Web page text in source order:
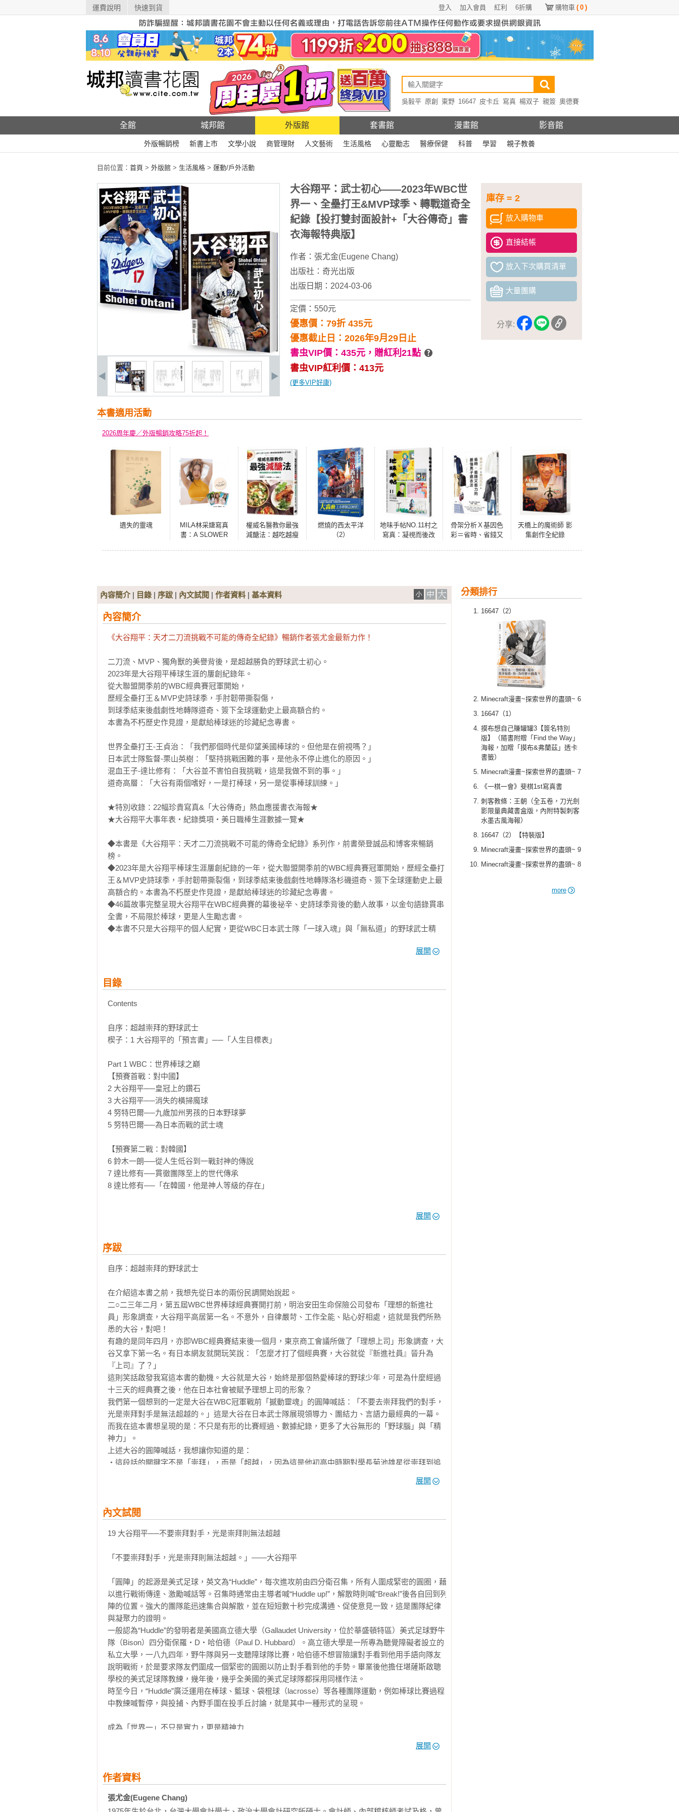
運費說明 快速到貨 購物車 ( 0 )
6折購
紅利
加入會員
登入
吳毅平 原創 東野 16647 皮卡丘 寫真 楊双子 親簽 奧德賽
全館 城邦館 外版館 套書館 漫畫館 影音館
外版暢銷榜 新書上市 文學小說 商管理財 人文藝術 生活風格 心靈勵志 醫療保健 科普 學習 親子教養
目前位置： 首頁 > 外版館 > 生活風格 > 運動/戶外活動
庫存 = 2
放入購物車
直接結帳
放入下次購買清單
大量團購
分享:
大谷翔平：武士初心——2023年WBC世
界一、全壘打王&MVP球季、轉戰道奇全
紀錄【投打雙封面設計+「大谷傳奇」書
衣海報特典版】
作者： 張尤金(Eugene Chang)
出版社： 奇光出版
出版日期：2024-03-06
定價：550元
優惠價：79折 435元
優惠截止日：2026年9月29日止
書虫VIP價：435元， 贈紅利21點
書虫VIP紅利價：413元
(更多VIP好康)
本書適用活動
2026周年慶／外版暢銷攻略75折起！
遺失的靈魂
MILA林采婕寫真
書：A SLOWER
權威名醫教你最強
減醣法：越吃越瘦
燃燒的西太平洋
（2）
地味手帖NO.11村之
寫真：凝視而後改
骨架分析Ｘ基因色
彩＝省時、省錢又
天橋上的魔術師 影
集創作全紀錄
分類排行
16647（2）
Minecraft漫畫~探索世界的盡頭~ 6
16647（1）
摸布想自己賺罐罐3【簽名特別
版】（隨書附贈「Find the Way」
海報，加贈「摸布&弗蘭茲」透卡
書籤）
Minecraft漫畫~探索世界的盡頭~ 7
《一棋一會》斐棋1st寫真書
刺客教條：王朝（全五卷，刀光劍
影限量典藏書盒版，內附特製刺客
水墨古風海報）
16647（2）【特裝版】
Minecraft漫畫~探索世界的盡頭~ 9
Minecraft漫畫~探索世界的盡頭~ 8
more
內容簡介| 目錄 | 序跋 | 內文試閱 | 作者資料 | 基本資料
內容簡介
《大谷翔平：天才二刀流挑戰不可能的傳奇全紀錄》暢銷作者張尤金最新力作！
二刀流、MVP、獨角獸的美譽背後，是超越勝負的野球武士初心。
2023年是大谷翔平棒球生涯的屢創紀錄年。
從大聯盟開季前的WBC經典賽冠軍開始，
歷經全壘打王＆MVP史詩球季，手肘韌帶撕裂傷，
到球季結束後戲劇性地轉隊道奇、簽下全球運動史上最高額合約。
本書為不朽歷史作見證，是獻給棒球迷的珍藏紀念專書。
世界全壘打王-王貞治：「我們那個時代是仰望美國棒球的。但他是在俯視嗎？」
日本武士隊監督-栗山英樹：「堅持挑戰困難的事，是他永不停止進化的原因。」
混血王子-達比修有：「大谷並不害怕自我挑戰，這是我做不到的事。」
道奇高層：「大谷有兩個嗜好，一是打棒球，另一是從事棒球訓練。」
★特別收錄：22幅珍貴寫真&「大谷傳奇」熱血應援書衣海報★
★大谷翔平大事年表‧紀錄獎項‧美日職棒生涯數據一覽★
◆本書是《大谷翔平：天才二刀流挑戰不可能的傳奇全紀錄》系列作，前書榮登誠品和博客來暢銷
榜。
◆2023年是大谷翔平棒球生涯屢創紀錄的一年，從大聯盟開季前的WBC經典賽冠軍開始，歷經全壘打
王＆MVP史詩球季，手肘韌帶撕裂傷，到球季結束後戲劇性地轉隊洛杉磯道奇、簽下全球運動史上最
高額合約。本書為不朽歷史作見證，是獻給棒球迷的珍藏紀念專書。
◆46篇故事完整呈現大谷翔平在WBC經典賽的幕後祕辛、史詩球季背後的動人故事，以金句語錄貫串
全書，不局限於棒球，更是人生勵志書。
◆本書不只是大谷翔平的個人紀實，更從WBC日本武士隊「一球入魂」與「無私道」的野球武士精
判策略、道奇超過十年的布局，新合約的歷史紀錄、延遲支付架構、關鍵人物條款，以及道奇簡史與
歷代日本選手回顧。完整呈現這段轉隊始末與幕後祕辛，迎向道奇新時代。
◆投打雙封面設計：正面主視覺為洛杉磯道奇打者翔平，背面是WBC投手大谷，呼應其二刀流身手。
◆書末詳附大谷翔平大事年表‧紀錄獎項‧美日職棒生涯數據一覽，方便查找參考。
「人生不會創造夢想，是夢想創造人生。」
「我有自信，當我下定決心做什麼，我一定比別人更努力。」
「我想投一球，不管安打還是出局，都不會讓自己留下遺憾。」
——大谷翔平
這是大谷翔平「生命中最美好的時刻」！
盟開季前就發生了？站在世界棒球最高舞台上，全身沾滿紅土的「終結者」，用橫向位移超過本壘板
的「橫掃魔球」再見三振「地表最強打者」楚奧特（Mike Trout），帶領日本武士隊奪回睽違14年的
WBC世界棒球經典賽冠軍。
戴上武士頭盔的新球季伊始，「二刀流」野球少年重新體現百年前「球場即道場」的武士精神，每一
然而，每顆飛越大牆的小白球，都是勇者的徽章。帶著大聯盟史上第一位日本全壘打王、三年內第二
所言：「真正的勝負，現在才要開始！」
＊本書完整呈現大谷翔平波瀾壯闊的2023年球季，從WBC世界一到轉戰洛杉磯道奇，許多不為人知的
‧大谷翔平17歲那張「人生目標表」，如何成為媒體口中的「預言書」
‧大谷翔平與祖父正幸的緣分，祖父教導他的金錢觀
‧「武士四本柱」中，排定大谷翔平對戰中國隊的布局
‧大谷翔平在本屆WBC七場比賽最難忘的場景
‧紅雀隊選手努特巴爾與日本不可思議的緣分
‧水原一平銜命招募努特巴爾的祕辛
‧努特巴爾與母親的共同偶像是鈴木一朗
‧水原一平的人生歷程，為什麼被譽為「第31位日本武士」
‧韓國隊終結者對大谷翔平引發炎上的「故意死球發言」
‧達比修有在WBC陷入投球困境的原因
‧達比修有令韓國人折服的「球迷服務」
‧達比修有如何改變「日韓世仇」的氛圍？
‧捷克隊如何成為本屆WBC的「灰姑娘」
‧佐佐木朗希模仿大谷與達比修投球的契機
‧「三一一大地震」改變佐佐木朗希的童年
‧17歲的佐佐木朗希，短短一個月球速暴跌24公里的真相
‧偶像鈴木一朗如何治癒佐佐木朗希的「媒體恐慌症」
‧初中時期的山本由伸，為什麼連教練都不看好
‧WBC日本武士隊紀錄片的海報由山本由伸拍攝的祕辛
‧栗山「甲子園戰法」vs皮亞薩「極端防守布陣」
‧宮崎訓練營被稱為「達爾塾」、日本武士隊被稱為「達比修日本」的原因
‧鈴木一朗、藤川球兒啟發達比修有的「傳承精神」
‧準決賽為什麼被視為日本武士隊的「鬼門」
‧教練團在準決賽村上宗隆再見安打前準備代打的幕後故事
‧村上宗隆「三冠王」自信動搖、導致打擊低潮的祕辛
‧少年村上宗隆的「怪童傳說」
‧「圓陣」的起源是19世紀末期的美式足球
‧大谷翔平「不要崇拜對手」演說前的「楚奧特簽名球事件」
‧達比修有在冠軍戰前、午夜一點半的神祕電話
‧日本武士隊神祕的「數據分析三人組」
‧WBC決賽日，對大谷翔平與佐佐木洋監督的特殊意義
‧大谷翔平改用楓木球棒是受到「法官」賈吉的刺激
展開
目錄
Contents
自序：超越崇拜的野球武士
楔子：1 大谷翔平的「預言書」──「人生目標表」
Part 1 WBC：世界棒球之巔
【預賽首戰：對中國】
2 大谷翔平──皇冠上的鑽石
3 大谷翔平──消失的橫掃魔球
4 努特巴爾──九歲加州男孩的日本野球夢
5 努特巴爾──為日本而戰的武士魂
【預賽第二戰：對韓國】
6 鈴木一朗──從人生低谷到一戰封神的傳說
7 達比修有──貫徹團隊至上的世代傳承
8 達比修有──「在韓國，他是神人等級的存在」
11 十七歲的佐佐木朗希，短短一個月球速暴跌的真相
【預賽第四戰：對澳洲】
13 成為「世界最強投」——山本由伸的野望
【八強賽：對義大利】
14 大谷翔平──「甲子園戰法」對決「極端防守布陣」
15 達比修有──「末代武士」在日本的終局之戰
【準決賽：對墨西哥】
16 栗山監督的「共感力」，如何打開村上宗隆的開關
17 村上宗隆──再見安打的幕後祕辛
18 少年村上宗隆的「怪童傳說」
【決賽：對美國】
19 大谷翔平──不要崇拜對手，光是崇拜則無法超越
20 達比修有──午夜一點半的神祕電話
21 大谷翔平的「直球談判」；日本棒球史上最極致的景色
Part 2 「打者翔平」的二○二三年
25大谷將軍──「天使武士隊」的誕生
27 極盡苛求的「暗黑大帝」，如何拯救瀕臨破產的楓木棒公司
29 六月之男──白飯、味噌湯、大谷的全壘打
30 魂之一擊──超越常識的「順流打法」
31 「世界の王」──日本野球武士精神的跨世代傳承
Part 3 「投手大谷」的二○二三年
32 二刀流劇場──棒球史上最傳奇的一天
33 「橫掃球」──二○二○年代的新魔球
34 別對「打者翔平」投必殺技，它會變成「投手大谷」的新武器
35 二十六球驟然退場！改變歷史的一天
36 「請用我的韌帶！」疲勞的累積是意外的前兆
37 請用生命保護他！天才運動員的體調管理
Part 4 到期→道奇→到齊
41 「大谷愛」──道奇超過十年的熱愛與等待
42 以「國際化」為使命！日本野球武士在道奇的傳承
43 強烈的求勝意志──「藍血軍團」出線的五大優勢
展開
序跋
自序：超越崇拜的野球武士
在介紹這本書之前，我想先從日本的兩份民調開始說起。
二○二三年二月，第五屆WBC世界棒球經典賽開打前，明治安田生命保險公司發布「理想的新進社
員」形象調查，大谷翔平高居第一名。不意外，自律嚴苛、工作全能、貼心好相處，這就是我們所熟
悉的大谷，對吧！
有趣的是同年四月，亦即WBC經典賽結束後一個月，東京商工會議所做了「理想上司」形象調查，大
谷又拿下第一名。有日本網友就開玩笑說：「怎麼才打了個經典賽，大谷就從『新進社員』晉升為
『上司』了？」
這則笑話啟發我寫這本書的動機。大谷就是大谷，始終是那個熱愛棒球的野球少年，可是為什麼經過
十三天的經典賽之後，他在日本社會被賦予理想上司的形象？
我們第一個想到的一定是大谷在WBC冠軍戰前「撼動靈魂」的圓陣喊話：「不要去崇拜我們的對手，
光是崇拜對手是無法超越的。」這是大谷在日本武士隊展現領導力、團結力、言語力最經典的一幕。
而我在這本書想呈現的是：不只是有形的比賽經過、數據紀錄，更多了大谷無形的「野球腦」與「精
神力」。
上述大谷的圓陣喊話，我想讓你知道的是：
‧這段話的關鍵字不是「崇拜」，而是「超越」，因為這是他初高中時期對學長菊池雄星從崇拜到追
‧他體察隊友在準決賽險勝墨西哥後的鬆懈心情，加上冠軍戰前「神鱒」楚奧特的簽名球事件，於是
大谷在WBC冠軍戰再見三振天使隊友楚奧特的「橫掃球」，我想讓你知道的是：他如何在事前與天使
以及壓倒性的勝利。
棒、球棒增長一英寸、五月下旬調整握棒位置，種種變革的幕後祕辛與堅定決心。
運動員該有什麼樣的體調管理；栗山監督「如果他受傷，就算犧牲我的生命也無法彌補」這句話背後
的深意。
道奇端出破全球運動史紀錄的十年七億美元簽下大谷，我想讓你知道的是：
‧大谷優先考慮的從來不是金錢，而是夢想與勝利。
‧不要用「運動決策」來看待道奇球團，這是個「商業決策」。
‧道奇球團如何結合古根漢集團、財務操作、西岸地理位置優勢，讓這筆天價合約突然間變成超級划
算的交易？
棒球迷們，我們共同歷經了棒球史上最波瀾壯闊的一年：誰能想到二○二三年棒球界最絕殺的一球，竟
然在大聯盟開季前就發生了？誰又能想到剛動完手肘韌帶手術、未來投球生涯打上問號的日本棒球選
手，竟能簽下運動史上總額最高的合約？
二○二三年的大谷翔平不斷寫下紀錄：六月份二十七戰十五轟，日本人自豪地說，他們的早餐是白飯、
戰一安打完封勝，第二戰單場雙響砲。回顧這一年，「史上第一位生涯兩度全票獲選年度MVP」，就
展開
內文試閱
19 大谷翔平──不要崇拜對手，光是崇拜則無法超越
「不要崇拜對手，光是崇拜則無法超越。」——大谷翔平
「圓陣」的起源是美式足球，英文為“Huddle”，每次進攻前由四分衛召集，所有人圍成緊密的圓圈，藉
以進行戰術傳達、激勵喊話等。召集時通常由主導者喊“Huddle up!”，解散時則喊“Break!”後各自回到列
陣的位置。強大的團隊能迅速集合與解散，並在短短數十秒完成溝通、促使意見一致，這是團隊紀律
與凝聚力的證明。
一般認為“Huddle”的發明者是美國高立德大學（Gallaudet University，位於華盛頓特區）美式足球野牛
隊（Bison）四分衛保羅‧D‧哈伯德（Paul D. Hubbard）。高立德大學是一所專為聽覺障礙者設立的
私立大學，一八九四年，野牛隊與另一支聽障球隊比賽，哈伯德不想冒險讓對手看到他用手語向隊友
說明戰術，於是要求隊友們圍成一個緊密的圓圈以防止對手看到他的手勢。畢業後他擔任堪薩斯啟聰
學校的美式足球隊教練，幾年後，幾乎全美國的美式足球隊都採用同樣作法。
時至今日，“Huddle”廣泛運用在棒球、籃球、袋棍球（lacrosse）等各種團隊運動，例如棒球比賽過程
中教練喊暫停，與投捕、內野手圍在投手丘討論，就是其中一種形式的呈現。
成為「世界一」不只是實力，更是精神力
堅強的美國隊，我們召集了各位。但只要大家正常發揮，我們才是最強大的一方。」接下來賽前練習
只是在此之前還發生了一件意外插曲，栗山監督在五月七日受邀上朝日電視台《緊急特報！日本武士
督室門口經過，隔沒多久又抱著球折回來。栗山一問之下才得知，原來周東佑京是「神鱒」楚奧特的
展開
作者資料
張尤金(Eugene Chang)